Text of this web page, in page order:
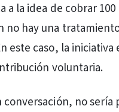
a la idea de cobrar 100
no hay una
este caso, la iniciativa
voluntaria.
conversación, no sería